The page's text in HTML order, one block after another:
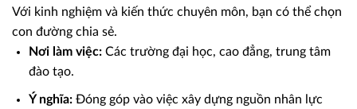
Với kinh nghiệm và kiến thức chuyên môn, bạn có thể chọn
con đường chia sẻ.
Nơi làm việc:Các trường đại học, cao đẳng, trung tâm
đào tạo.
Ý nghĩa:Đóng góp vào việc xây dựng nguồn nhân lực